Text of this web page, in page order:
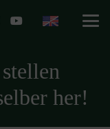
her!